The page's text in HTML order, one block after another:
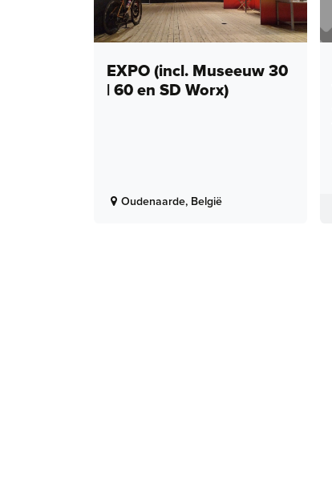
EXPO (incl. Museeuw 30
| 60 en SD Worx)
Oudenaarde, België